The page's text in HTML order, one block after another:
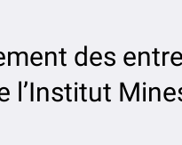
des
l’Institut